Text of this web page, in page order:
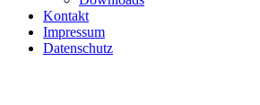
Kontakt
Impressum
Datenschutz